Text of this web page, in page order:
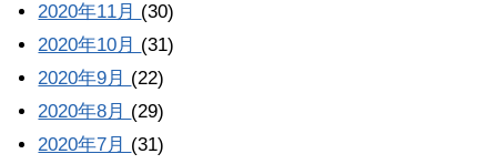
2020年11月 (30)
2020年10月 (31)
2020年9月 (22)
2020年8月 (29)
2020年7月 (31)